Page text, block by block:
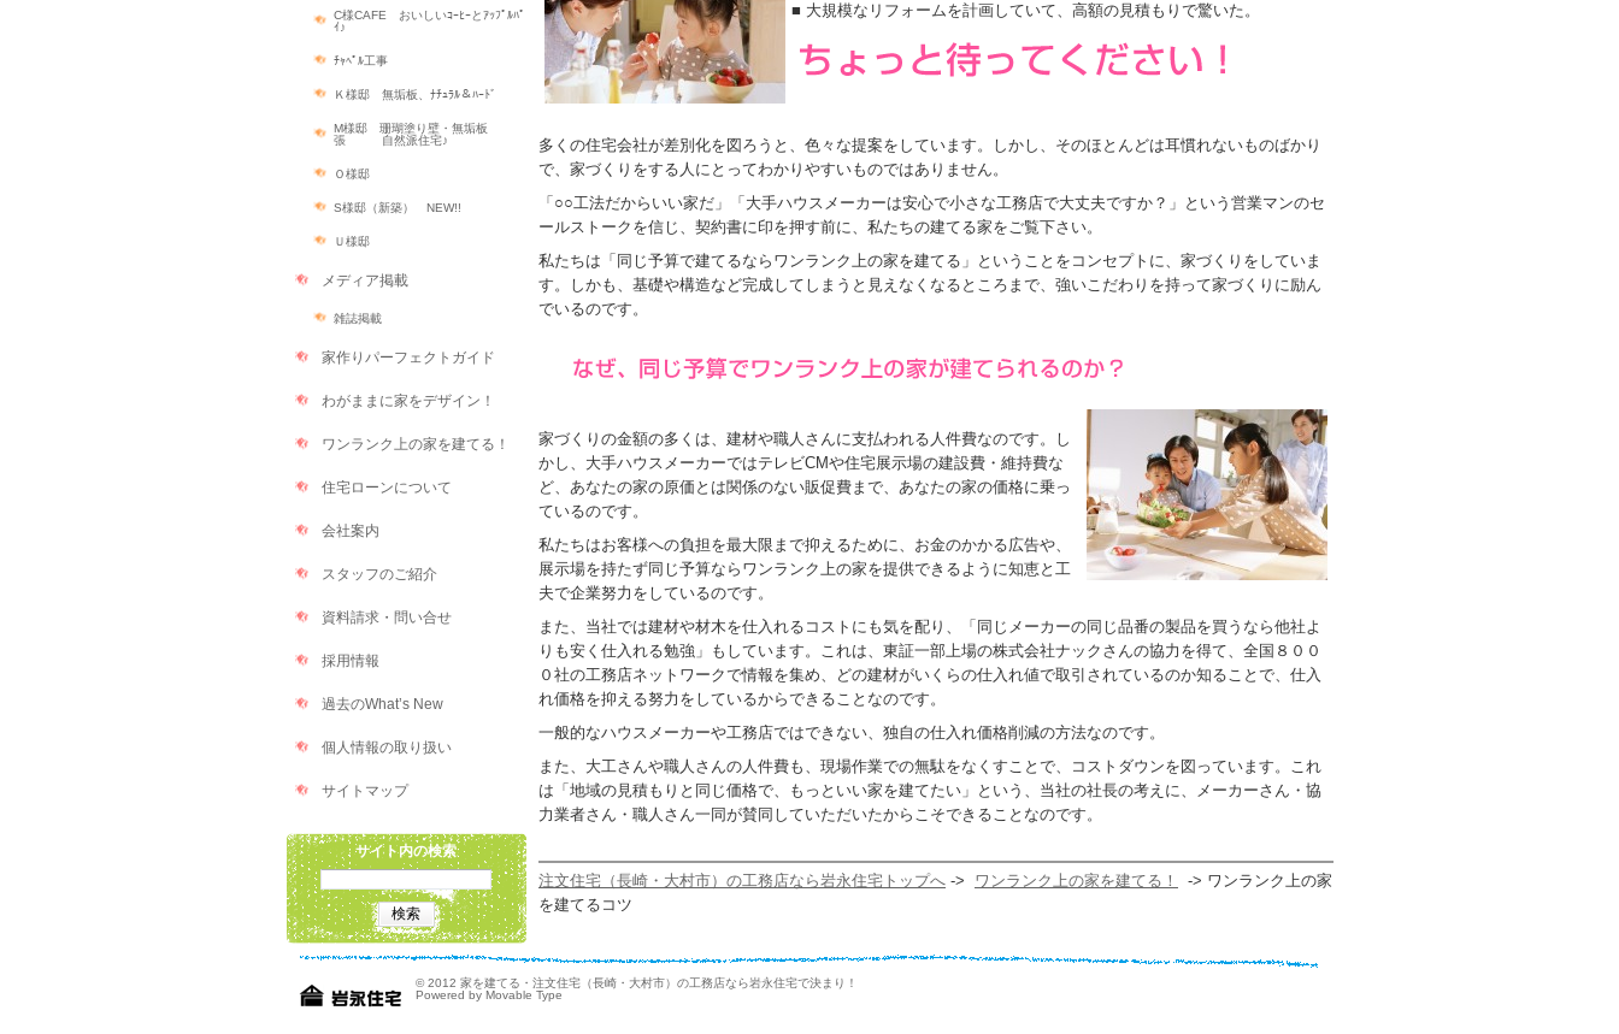
■ 大規模なリフォームを計画していて、高額の見積もりで驚いた。
多くの住宅会社が差別化を図ろうと、色々な提案をしています。しかし、そのほとんどは耳慣れないものばかり
で、家づくりをする人にとってわかりやすいものではありません。
「○○工法だからいい家だ」「大手ハウスメーカーは安心で小さな工務店で大丈夫ですか？」という営業マンのセ
ールストークを信じ、契約書に印を押す前に、私たちの建てる家をご覧下さい。
私たちは「同じ予算で建てるならワンランク上の家を建てる」ということをコンセプトに、家づくりをしていま
す。しかも、基礎や構造など完成してしまうと見えなくなるところまで、強いこだわりを持って家づくりに励ん
でいるのです。
家づくりの金額の多くは、建材や職人さんに支払われる人件費なのです。し
かし、大手ハウスメーカーではテレビCMや住宅展示場の建設費・維持費な
ど、あなたの家の原価とは関係のない販促費まで、あなたの家の価格に乗っ
ているのです。
私たちはお客様への負担を最大限まで抑えるために、お金のかかる広告や、
展示場を持たず同じ予算ならワンランク上の家を提供できるように知恵と工
夫で企業努力をしているのです。
また、当社では建材や材木を仕入れるコストにも気を配り、「同じメーカーの同じ品番の製品を買うなら他社よ
りも安く仕入れる勉強」もしています。これは、東証一部上場の株式会社ナックさんの協力を得て、全国８００
０社の工務店ネットワークで情報を集め、どの建材がいくらの仕入れ値で取引されているのか知ることで、仕入
れ価格を抑える努力をしているからできることなのです。
一般的なハウスメーカーや工務店ではできない、独自の仕入れ価格削減の方法なのです。
また、大工さんや職人さんの人件費も、現場作業での無駄をなくすことで、コストダウンを図っています。これ
は「地域の見積もりと同じ価格で、もっといい家を建てたい」という、当社の社長の考えに、メーカーさん・協
力業者さん・職人さん一同が賛同していただいたからこそできることなのです。
注文住宅（長崎・大村市）の工務店なら岩永住宅トップへ -> ワンランク上の家を建てる！
-> ワンランク上の家
を建てるコツ
C様CAFE おいしいｺｰﾋｰとｱｯﾌﾟﾙﾊﾟ
ｲ♪
ﾁｬﾍﾟﾙ工事
Ｋ様邸 無垢板、ﾅﾁｭﾗﾙ＆ﾊｰﾄﾞ
M様邸 珊瑚塗り壁・無垢板
張 自然派住宅♪
Ｏ様邸
S様邸（新築） NEW!!
Ｕ様邸
メディア掲載
雑誌掲載
家作りパーフェクトガイド
わがままに家をデザイン！
ワンランク上の家を建てる！
住宅ローンについて
会社案内
スタッフのご紹介
資料請求・問い合せ
採用情報
過去のWhat’s New
個人情報の取り扱い
サイトマップ
サイト内の検索
© 2012 家を建てる・注文住宅（長崎・大村市）の工務店なら岩永住宅で決まり！
Powered by Movable Type